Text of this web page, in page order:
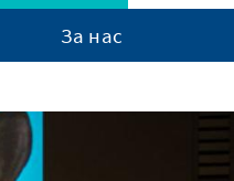
За нас